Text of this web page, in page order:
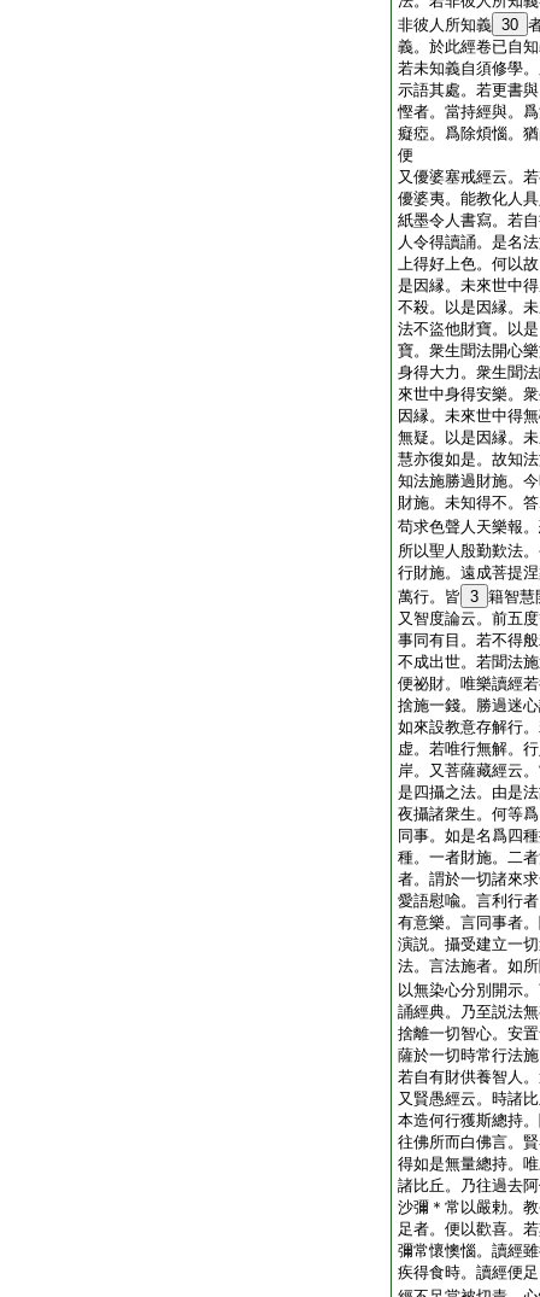
非彼人所知義 30
義。於此經卷已自
若未知義自須修學
示語其處。若更書
慳者。當持經與。
癡瘂。爲除煩惱。
便
又優婆塞戒經云。
優婆夷。能教化人
紙墨令人書寫。若
人令得讀誦。是名
上得好上色。何以
是因縁。未來世中
不殺。以是因縁。
法不盜他財寶。以
寶。衆生聞法開心
身得大力。衆生聞
來世中身得安樂。
因縁。未來世中得
無疑。以是因縁。
慧亦復如是。故知
知法施勝過財施。
財施。未知得不。
苟求色聲人天樂報
所以聖人殷勤歎法
行財施。遠成菩提
萬行。皆 3 籍智慧
又智度論云。前五
事同有目。若不得
不成出世。若聞法
便祕財。唯樂讀經
捨施一錢。勝過迷
如來設教意存解行
虚。若唯行無解。
岸。又菩薩藏經云
是四攝之法。由是
夜攝諸衆生。何等
同事。如是名爲四
種。一者財施。二
者。謂於一切諸來
愛語慰喩。言利行
有意樂。言同事者
演説。攝受建立一
法。言法施者。如
以無染心分別開示
誦經典。乃至説法
捨離一切智心。安
薩於一切時常行法
若自有財供養智人
又賢愚經云。時諸
本造何行獲斯總持
往佛所而白佛言。
得如是無量總持。
諸比丘。乃往過去
沙彌＊常以嚴勅。
足者。便以歡喜。
彌常懷懊惱。讀經
疾得食時。讀經便